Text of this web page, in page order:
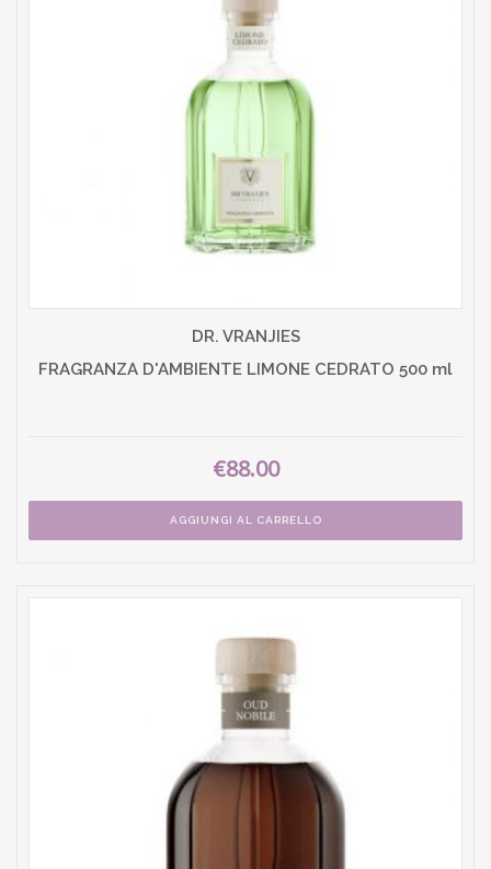
DR. VRANJIES
FRAGRANZA D'AMBIENTE LIMONE CEDRATO 500 ml
€88.00
AGGIUNGI AL CARRELLO